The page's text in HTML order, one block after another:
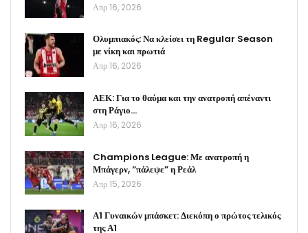
Απρ 16, 2026
Ολυμπιακός: Να κλείσει τη Regular Season
με νίκη και πρωτιά
Απρ 16, 2026
ΑΕΚ: Για το θαύμα και την ανατροπή απέναντι
στη Ράγιο…
Απρ 16, 2026
Champions League: Με ανατροπή η
Μπάγερν, “πάλεψε” η Ρεάλ
Απρ 15, 2026
Α1 Γυναικών μπάσκετ: Διεκόπη ο πρώτος τελικός
της Α1